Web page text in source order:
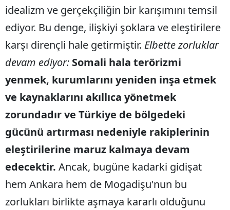
idealizm ve gerçekçiliğin bir karışımını temsil
ediyor. Bu denge, ilişkiyi şoklara ve eleştirilere
karşı dirençli hale getirmiştir. Elbette zorluklar
devam ediyor: Somali hala terörizmi
yenmek, kurumlarını yeniden inşa etmek
ve kaynaklarını akıllıca yönetmek
zorundadır ve Türkiye de bölgedeki
gücünü artırması nedeniyle rakiplerinin
eleştirilerine maruz kalmaya devam
edecektir. Ancak, bugüne kadarki gidişat
hem Ankara hem de Mogadişu'nun bu
zorlukları birlikte aşmaya kararlı olduğunu